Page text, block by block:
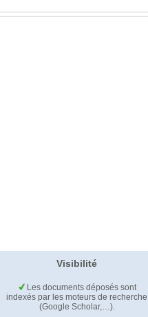
Visibilité
Les documents déposés sont
indexés par les moteurs de recherche
(Google Scholar,…).